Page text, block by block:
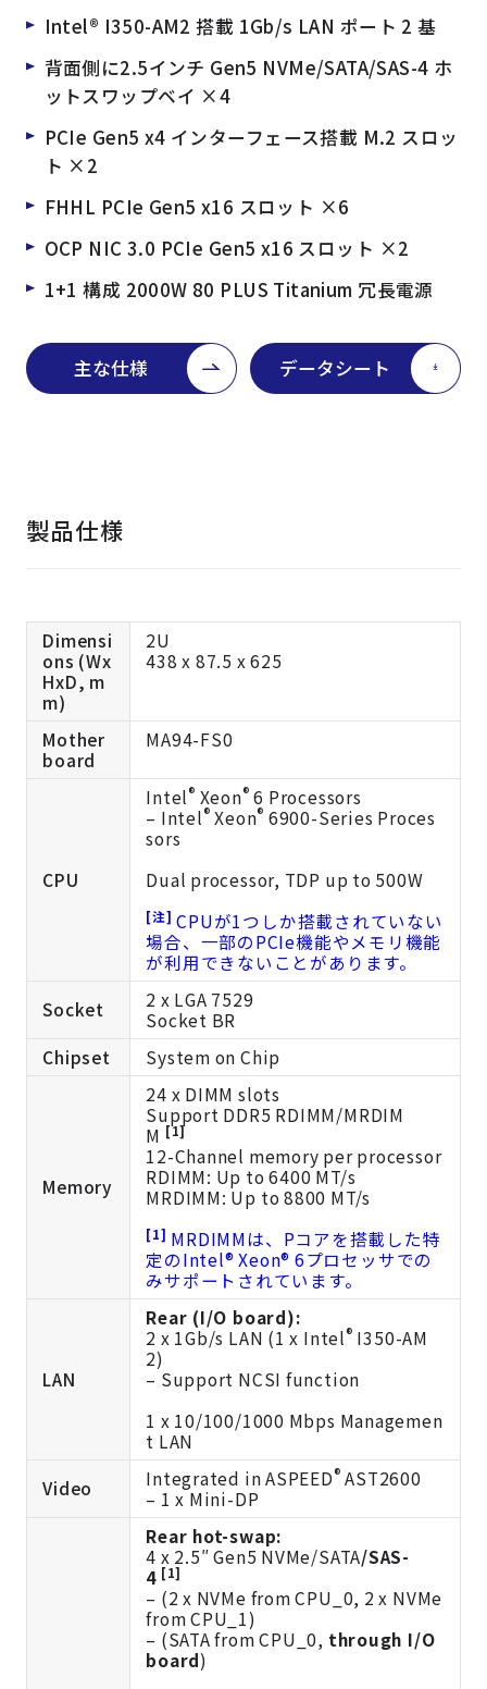
Intel® I350-AM2 搭載 1Gb/s LAN ポート 2 基
背面側に2.5インチ Gen5 NVMe/SATA/SAS-4 ホ
ットスワップベイ ×4
PCIe Gen5 x4 インターフェース搭載 M.2 スロッ
ト ×2
FHHL PCIe Gen5 x16 スロット ×6
OCP NIC 3.0 PCIe Gen5 x16 スロット ×2
1+1 構成 2000W 80 PLUS Titanium 冗長電源
主な仕様 データシート
製品仕様
Dimensi
ons (Wx
HxD, m
m)
2U
438 x 87.5 x 625
Mother
board
MA94-FS0
CPU
Intel® Xeon® 6 Processors
– Intel® Xeon® 6900-Series Proces
sors
Dual processor, TDP up to 500W
[注]CPUが1つしか搭載されていない
場合、一部のPCIe機能やメモリ機能
が利用できないことがあります。
Socket
2 x LGA 7529
Socket BR
Chipset
System on Chip
Memory
24 x DIMM slots
Support DDR5 RDIMM/MRDIM
M [1]
12-Channel memory per processor
RDIMM: Up to 6400 MT/s
MRDIMM: Up to 8800 MT/s
[1] MRDIMMは、Pコアを搭載した特
定のIntel® Xeon® 6プロセッサでの
みサポートされています。
LAN
Rear (I/O board):
2 x 1Gb/s LAN (1 x Intel® I350-AM
2)
– Support NCSI function
1 x 10/100/1000 Mbps Managemen
t LAN
Video
Integrated in ASPEED® AST2600
– 1 x Mini-DP
Rear hot-swap:
4 x 2.5″ Gen5 NVMe/SATA/SAS-
4 [1]
– (2 x NVMe from CPU_0, 2 x NVMe
from CPU_1)
– (SATA from CPU_0, through I/O
board)